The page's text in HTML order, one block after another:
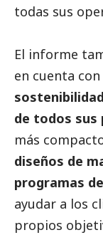
todas sus
El informe
en cuenta con
de todos sus
más
diseños de
programas
ayudar a los
propios